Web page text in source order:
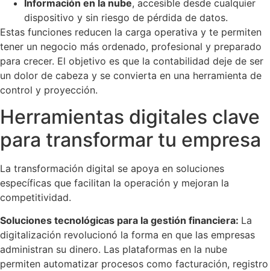
Información en la nube, accesible desde cualquier
dispositivo y sin riesgo de pérdida de datos.
Estas funciones reducen la carga operativa y te permiten
tener un negocio más ordenado, profesional y preparado
para crecer. El objetivo es que la contabilidad deje de ser
un dolor de cabeza y se convierta en una herramienta de
control y proyección.
Herramientas digitales clave
para transformar tu empresa
La transformación digital se apoya en soluciones
específicas que facilitan la operación y mejoran la
competitividad.
Soluciones tecnológicas para la gestión financiera: La
digitalización revolucionó la forma en que las empresas
administran su dinero. Las plataformas en la nube
permiten automatizar procesos como facturación, registro